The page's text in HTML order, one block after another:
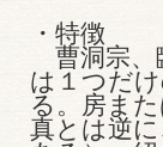
・特徴
曹洞宗、
は１つだ
る。房ま
真とは逆